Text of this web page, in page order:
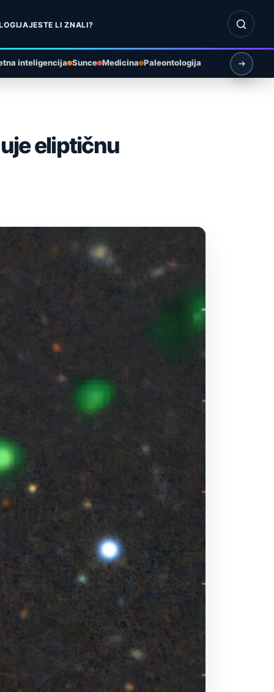
JESTE LI ZNALI?
Otvori
inteligencija Sunce Medicina Paleontologija
eliptičnu